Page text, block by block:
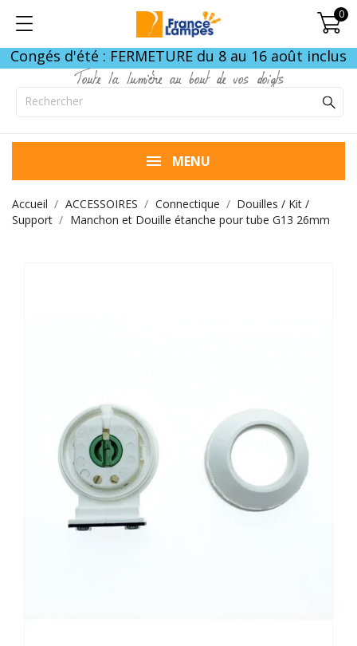
0
Congés d'été : FERMETURE du 8 au 16 août inclus
Toute la lumière au bout de vos doigts
MENU
Accueil ACCESSOIRES Connectique
Douilles / Kit /
Support
Manchon et Douille étanche pour tube G13 26mm